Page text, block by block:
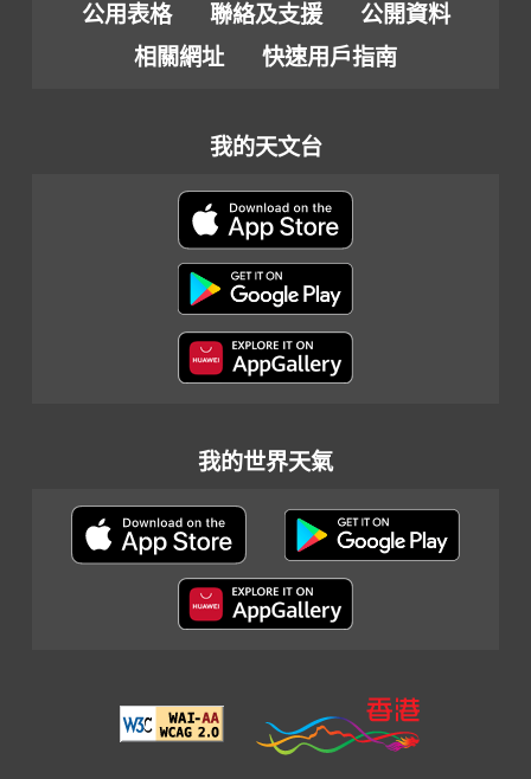
公用表格 聯絡及支援
公開資料
相關網址
快速用戶指南
我的天文台
我的世界天氣